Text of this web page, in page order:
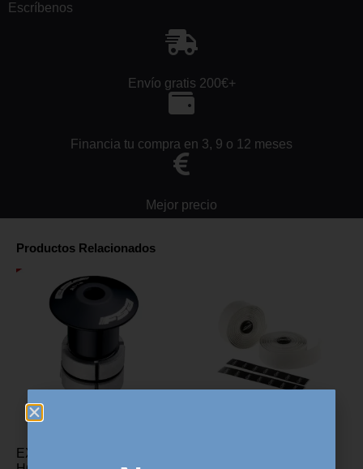
Escríbenos
Envío gratis 200€+
Financia tu compra en 3, 9 o 12 meses
Mejor precio
Productos Relacionados
EXPANSOR DE